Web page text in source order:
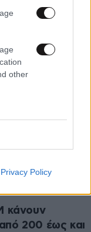
other
Privacy Policy
κάνουν
200 έως και